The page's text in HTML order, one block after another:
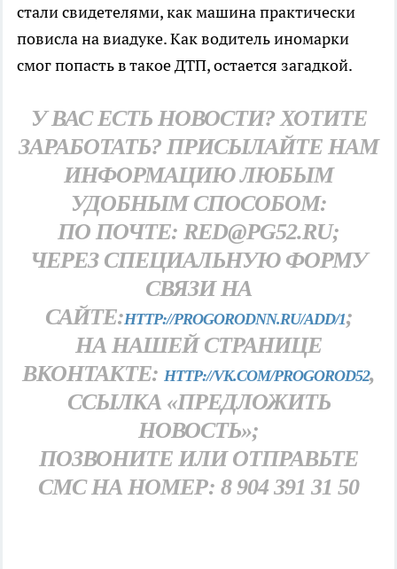
стали свидетелями, как машина практически
повисла на виадуке. Как водитель иномарки
смог попасть в такое ДТП, остается загадкой.
У ВАС ЕСТЬ НОВОСТИ? ХОТИТЕ
ЗАРАБОТАТЬ? ПРИСЫЛАЙТЕ НАМ
ИНФОРМАЦИЮ ЛЮБЫМ
УДОБНЫМ СПОСОБОМ:
ПО ПОЧТЕ: RED@PG52.RU;
ЧЕРЕЗ СПЕЦИАЛЬНУЮ ФОРМУ
СВЯЗИ НА
САЙТЕ:HTTP://PROGORODNN.RU/ADD/1;
НА НАШЕЙ СТРАНИЦЕ
ВКОНТАКТЕ: HTTP://VK.COM/PROGOROD52,
ССЫЛКА «ПРЕДЛОЖИТЬ
НОВОСТЬ»;
ПОЗВОНИТЕ ИЛИ ОТПРАВЬТЕ
СМС НА НОМЕР: 8 904 391 31 50